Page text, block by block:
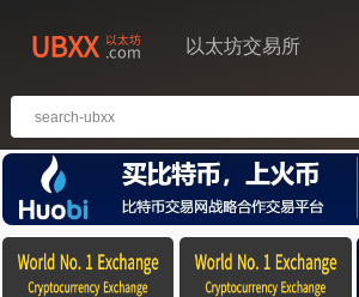
以太坊交易所